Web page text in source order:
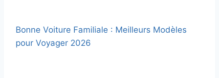
Bonne Voiture Familiale : Meilleurs Modèles
pour Voyager 2026